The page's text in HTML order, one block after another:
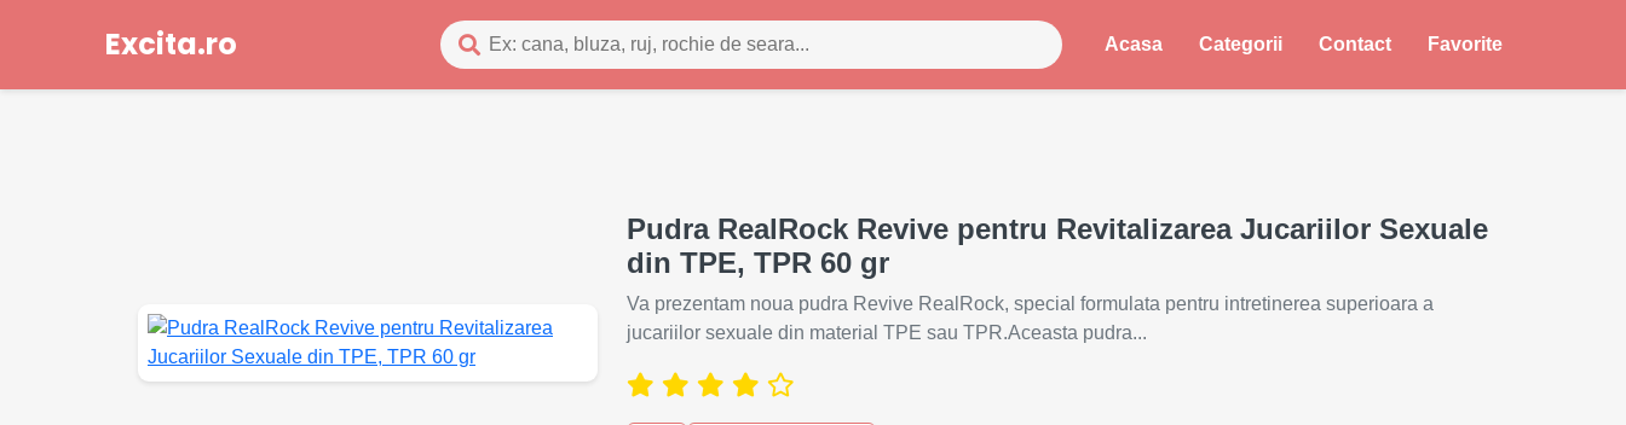
Excita.ro Acasa Categorii Contact Favorite
Pudra RealRock Revive pentru Revitalizarea Jucariilor Sexuale
din TPE, TPR 60 gr
Va prezentam noua pudra Revive RealRock, special formulata pentru intretinerea superioara a
jucariilor sexuale din material TPE sau TPR.Aceasta pudra...